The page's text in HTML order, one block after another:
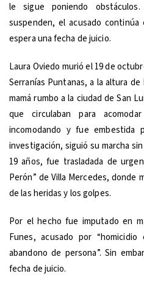
le sigue poniendo
suspenden, el acusado
espera una fecha de juicio.
Laura Oviedo murió el 19 de
Serranías Puntanas, a la altura
mamá rumbo a la ciudad de San
que circulaban para
incomodando y fue embestida
investigación, siguió su marcha
19 años, fue trasladada de
Perón” de Villa Mercedes, donde
de las heridas y los golpes.
Por el hecho fue imputado en
Funes, acusado por
abandono de persona”. Sin
fecha de juicio.